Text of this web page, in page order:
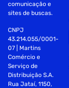
comunicação e
sites de buscas.
CNPJ
43.214.055/0001-
07 | Martins
Comércio e
Serviço de
Distribuição S.A.
Rua Jataí, 1150,